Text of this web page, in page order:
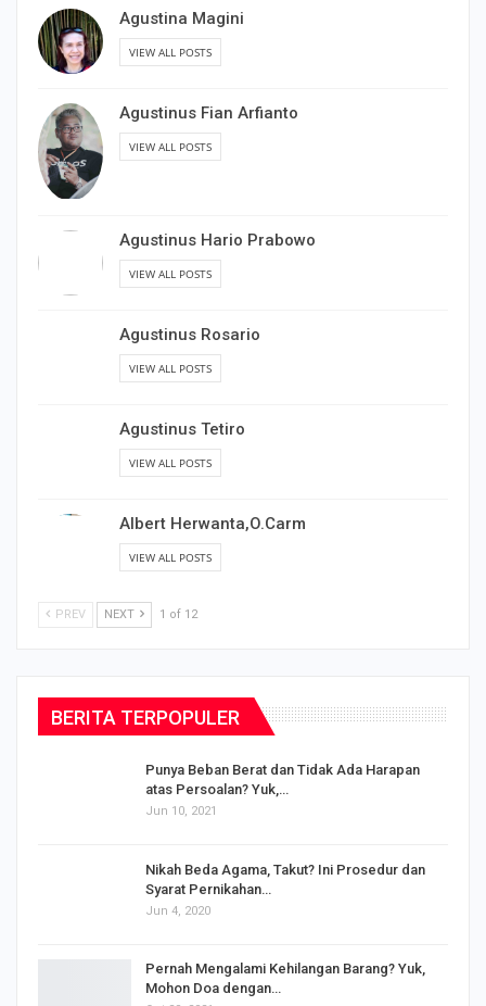
Agustina Magini
VIEW ALL POSTS
Agustinus Fian Arfianto
VIEW ALL POSTS
Agustinus Hario Prabowo
VIEW ALL POSTS
Agustinus Rosario
VIEW ALL POSTS
Agustinus Tetiro
VIEW ALL POSTS
Albert Herwanta,O.Carm
VIEW ALL POSTS
PREV NEXT 1 of 12
BERITA TERPOPULER
Punya Beban Berat dan Tidak Ada Harapan
atas Persoalan? Yuk,…
Jun 10, 2021
Nikah Beda Agama, Takut? Ini Prosedur dan
Syarat Pernikahan…
Jun 4, 2020
Pernah Mengalami Kehilangan Barang? Yuk,
Mohon Doa dengan…